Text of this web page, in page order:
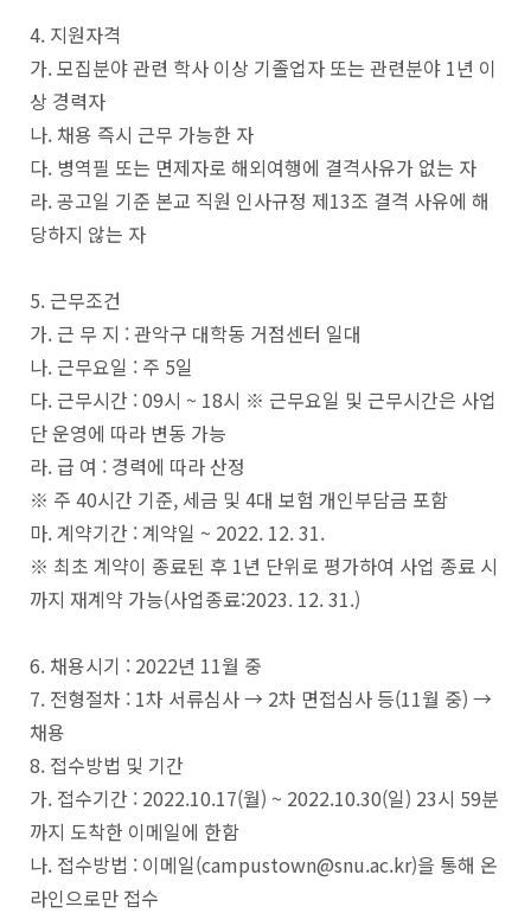
4. 지원자격
가. 모집분야 관련 학사 이상 기졸업자 또는 관련분야 1년 이
상 경력자
나. 채용 즉시 근무 가능한 자
다. 병역필 또는 면제자로 해외여행에 결격사유가 없는 자
라. 공고일 기준 본교 직원 인사규정 제13조 결격 사유에 해
당하지 않는 자
5. 근무조건
가. 근 무 지 : 관악구 대학동 거점센터 일대
나. 근무요일 : 주 5일
다. 근무시간 : 09시 ~ 18시 ※ 근무요일 및 근무시간은 사업
단 운영에 따라 변동 가능
라. 급 여 : 경력에 따라 산정
※ 주 40시간 기준, 세금 및 4대 보험 개인부담금 포함
마. 계약기간 : 계약일 ~ 2022. 12. 31.
※ 최초 계약이 종료된 후 1년 단위로 평가하여 사업 종료 시
까지 재계약 가능(사업종료:2023. 12. 31.)
6. 채용시기 : 2022년 11월 중
7. 전형절차 : 1차 서류심사 → 2차 면접심사 등(11월 중) →
채용
8. 접수방법 및 기간
가. 접수기간 : 2022.10.17(월) ~ 2022.10.30(일) 23시 59분
까지 도착한 이메일에 한함
나. 접수방법 : 이메일(campustown@snu.ac.kr)을 통해 온
라인으로만 접수